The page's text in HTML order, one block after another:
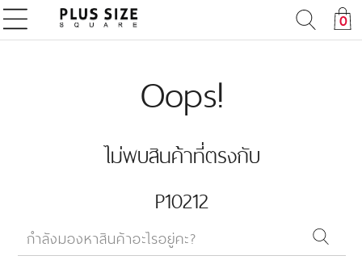
0
Oops!
ไม่พบสินค้าที่ตรงกับ
P10212